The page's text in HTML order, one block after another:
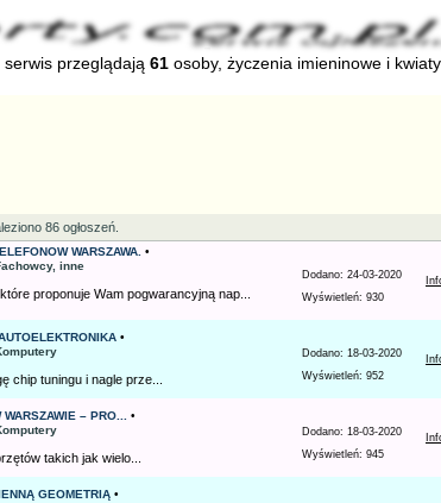
przeglądają 61osoby, życzenia imieninowe i
86 ogłoszeń.
WARSZAWA. •
inne
proponuje Wam pogwarancyjną nap...
Dodano: 24-03-2020
Wyświetleń: 930
•
chip tuningu i nagle prze...
Dodano: 18-03-2020
Wyświetleń: 952
– PRO...
•
takich jak wielo...
Dodano: 18-03-2020
Wyświetleń: 945
GEOMETRIĄ •